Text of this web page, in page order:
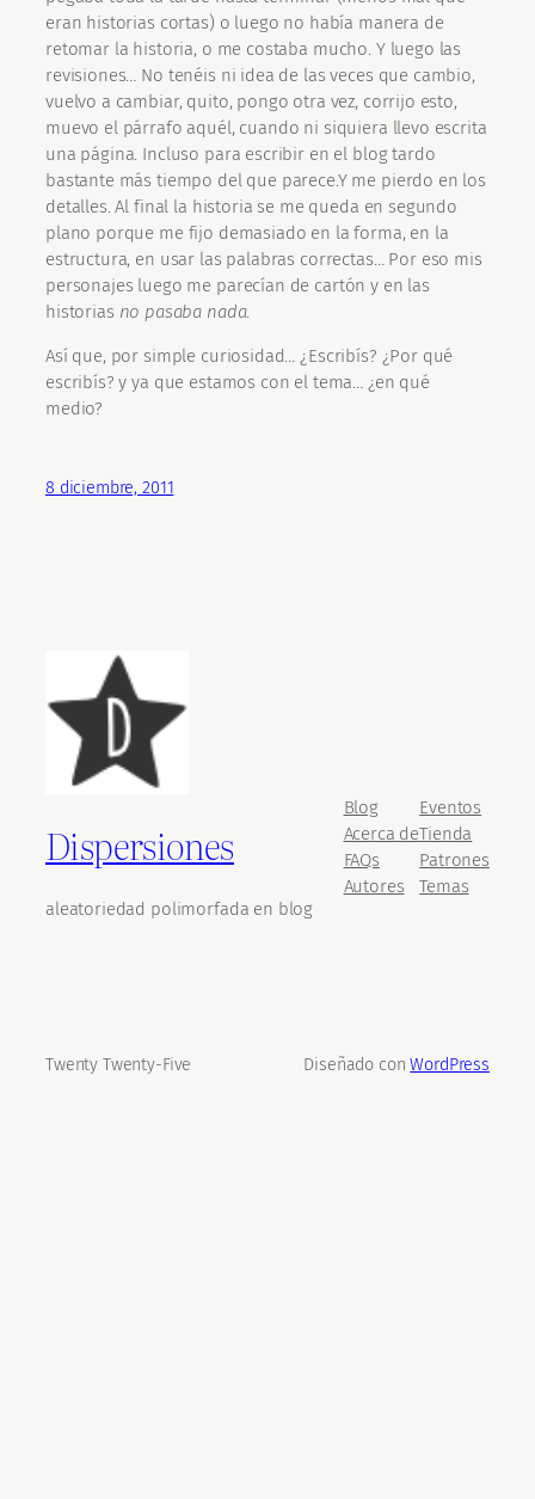
eran historias cortas) o luego no había manera de
retomar la historia, o me costaba mucho. Y luego las
revisiones… No tenéis ni idea de las veces que cambio,
vuelvo a cambiar, quito, pongo otra vez, corrijo esto,
muevo el párrafo aquél, cuando ni siquiera llevo escrita
una página. Incluso para escribir en el blog tardo
bastante más tiempo del que parece.Y me pierdo en los
detalles. Al final la historia se me queda en segundo
plano porque me fijo demasiado en la forma, en la
estructura, en usar las palabras correctas… Por eso mis
personajes luego me parecían de cartón y en las
historias no pasaba nada.
Así que, por simple curiosidad… ¿Escribís? ¿Por qué
escribís? y ya que estamos con el tema… ¿en qué
medio?
8 diciembre, 2011
Dispersiones
aleatoriedad polimorfada en blog
Blog
Acerca de
FAQs
Autores
Eventos
Tienda
Patrones
Temas
Twenty Twenty-Five Diseñado conWordPress